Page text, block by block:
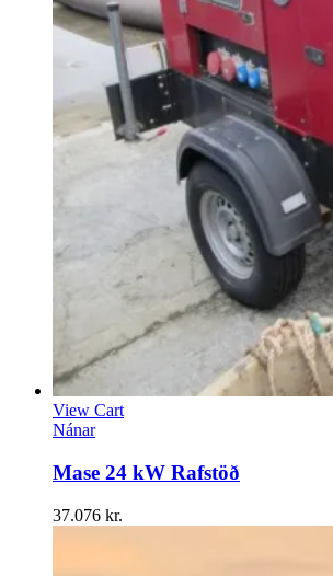
View Cart
Nánar
Mase 24 kW Rafstöð
37.076 kr.